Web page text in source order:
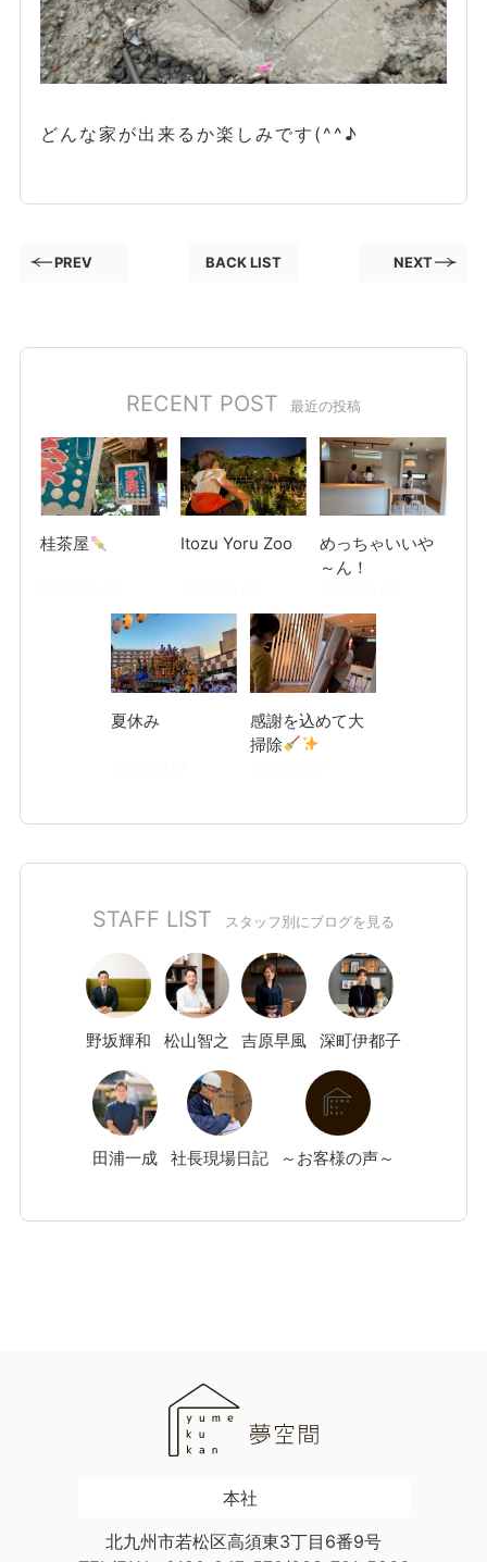
どんな家が出来るか楽しみです(^^♪
PREV BACK LIST NEXT
RECENT POST 最近の投稿
桂茶屋 Itozu Yoru Zoo
めっちゃいいや
～ん！
夏休み
感謝を込めて大
掃除
STAFF LIST スタッフ別にブログを見る
野坂輝和 松山智之 吉原早風 深町伊都子
田浦一成 社長現場日記 ～お客様の声～
本社
北九州市若松区高須東3丁目6番9号